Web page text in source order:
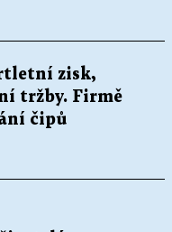
zisk,
tržby. Firmě
čipů